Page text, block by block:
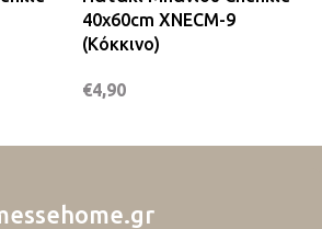
40x60cm XNECM-9
(Κόκκινο)
€4,90